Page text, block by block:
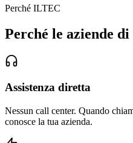
Perché ILTEC
Perché le aziende
Assistenza diretta
Nessun call center. Quando
conosce la tua azienda.